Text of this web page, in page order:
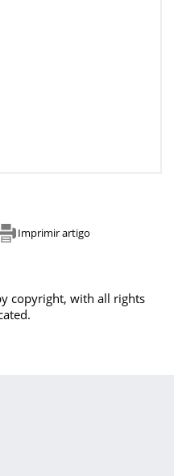
Imprimir artigo
copyright, with all rights